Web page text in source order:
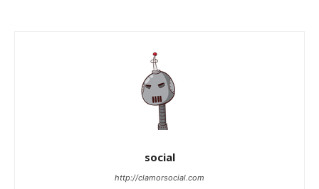
social
http://clamorsocial.com